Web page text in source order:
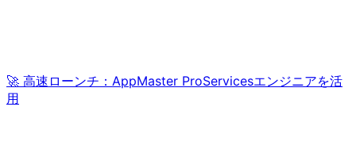
🚀 高速ローンチ：AppMaster ProServicesエンジニアを活
用